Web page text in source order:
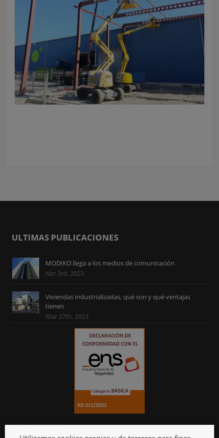
ULTIMAS PUBLICACIONES
MODIKO llega a los medios de comunicación
Abr 3rd, 2023
Viviendas industrializadas, qué son y qué ventajas
tienen
Mar 27th, 2023